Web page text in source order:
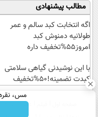
جلبک
اسپیرولینا50%تخفیف
مطالب پیشنهادی
اگه انتخابت کبد سالم و عمر
طولانیه دمنوش کبد
امروز55%تخفیف داره
با این نوشیدنی گیاهی سلامتی
کبدت تضمینه!50%تخفیف
مس،
عصر ایران۲